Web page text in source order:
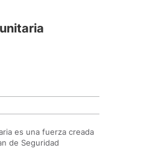
es una fuerza creada
de Seguridad